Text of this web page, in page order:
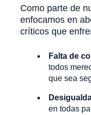
Como parte de
enfocamos en
críticos que
Falta de
todos
que sea
en todas